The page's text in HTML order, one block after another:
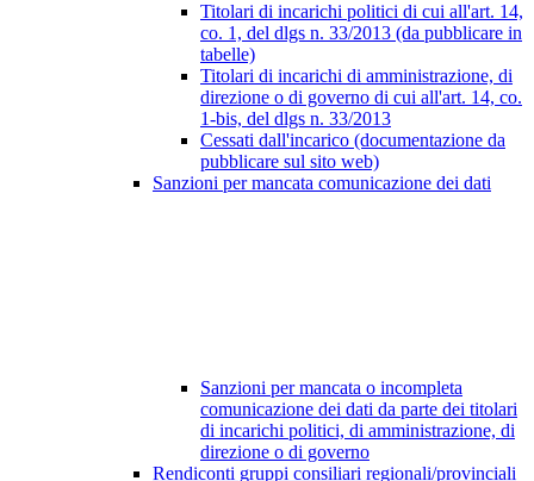
Titolari di incarichi politici di cui all'art. 14,
co. 1, del dlgs n. 33/2013 (da pubblicare in
tabelle)
Titolari di incarichi di amministrazione, di
direzione o di governo di cui all'art. 14, co.
1-bis, del dlgs n. 33/2013
Cessati dall'incarico (documentazione da
pubblicare sul sito web)
Sanzioni per mancata comunicazione dei dati
Sanzioni per mancata o incompleta
comunicazione dei dati da parte dei titolari
di incarichi politici, di amministrazione, di
direzione o di governo
Rendiconti gruppi consiliari regionali/provinciali